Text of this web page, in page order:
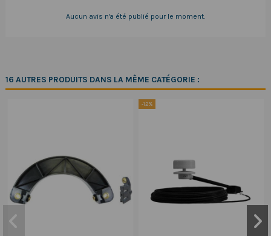
Aucun avis n'a été publié pour le moment.
16 AUTRES PRODUITS DANS LA MÊME CATÉGORIE :
-12%